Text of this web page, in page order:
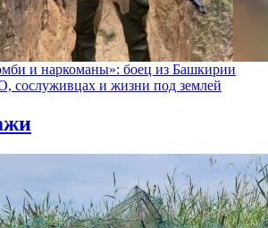
и наркоманы»: боец из Башкирии
сослуживцах и жизни под землей